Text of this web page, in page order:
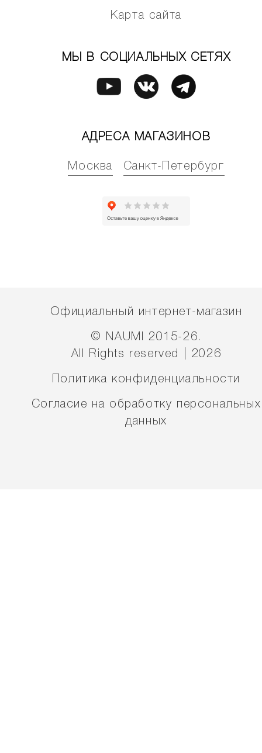
Карта сайта
МЫ В СОЦИАЛЬНЫХ СЕТЯХ
АДРЕСА МАГАЗИНОВ
Москва Санкт-Петербург
Официальный интернет-магазин
© NAUMI 2015-26.
All Rights reserved | 2026
Политика конфиденциальности
Согласие на обработку персональных
данных